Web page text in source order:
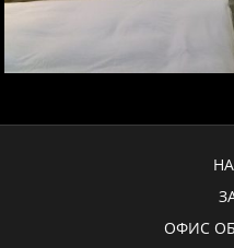
ОФИС